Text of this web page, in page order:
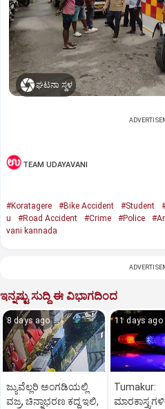
ಘಟನಾ ಸ್ಥಳ
TEAM UDAYAVANI
#Koratagere #Bike Accident #Student
u
#Road Accident #Crime #Police
vani kannada
ಇನ್ನಷ್ಟು ಸುದ್ದಿ ಈ ವಿಭಾಗದಿಂದ
8 days ago
ಜ್ಯುವೆಲ್ಲರಿ ಅಂಗಡಿಯಲ್ಲಿ
ವಜ್ರ, ಚಿನ್ನಾಭರಣ ಕದ್ದ ಇಲಿ,
11 days ago
Tumakur: